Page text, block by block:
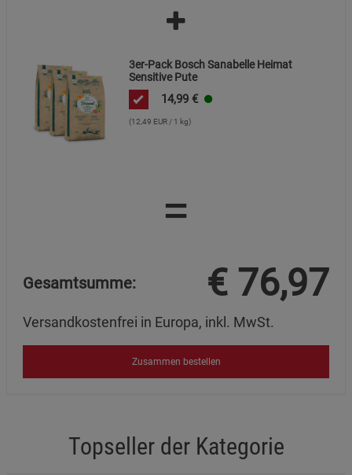
3er-Pack Bosch Sanabelle Heimat
Sensitive Pute
14,99 €
(12,49 EUR / 1 kg)
=
Gesamtsumme: € 76,97
Versandkostenfrei in Europa, inkl. MwSt.
Zusammen bestellen
Topseller der Kategorie